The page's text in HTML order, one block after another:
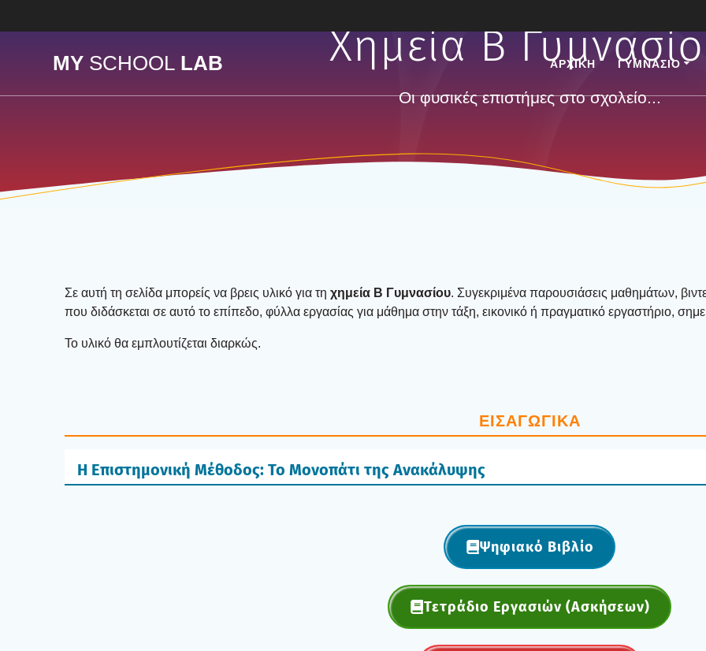
MY SCHOOL LAB ΑΡΧΙΚΗ ΓΥΜΝΑΣΙΟ
Χημεία Β
Οι φυσικές επιστήμες στο σχολείο...
Σε αυτή τη σελί­δα μπο­ρείς να βρεις υλι­κό για τηχημεία Β Γυμνα­σί­ου. Συγε­κρι­μέ­να παρου­σιά­σεις μαθη­μά­των,
που διδά­σκε­ται σε αυτό το επί­πε­δο, φύλ­λα εργα­σί­ας για μάθη­μα στην τάξη, εικο­νι­κό ή πραγ­μα­τι­κό εργα­στή­ριο,
Το υλι­κό θα εμπλου­τί­ζε­ται διαρ­κώς.
ΕΙΣΑΓΩΓΙΚΑ
Η Επιστημονική Μέθοδος: Το Μονοπάτι της Ανακάλυψης
Ψηφια­κό Βιβλίο
Τετρά­διο Εργα­σιών (Ασκή­σε­ων)